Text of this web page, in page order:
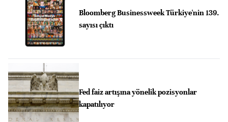
Bloomberg Businessweek Türkiye'nin 139.
sayısı çıktı
Fed faiz artışına yönelik pozisyonlar
kapatılıyor